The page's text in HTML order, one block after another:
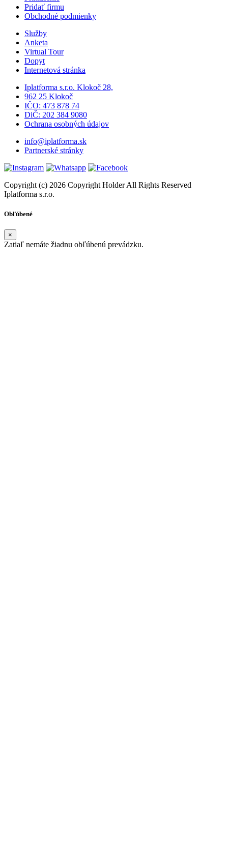
Pridať firmu
Obchodné podmienky
Služby
Anketa
Virtual Tour
Dopyt
Internetová stránka
Iplatforma s.r.o. Klokoč 28,
962 25 Klokoč
IČO: 473 878 74
DiČ: 202 384 9080
Ochrana osobných údajov
info@iplatforma.sk
Partnerské stránky
Copyright (c) 2026 Copyright Holder All Rights Reserved
Iplatforma s.r.o.
Obľúbené
×
Zatiaľ nemáte žiadnu obľúbenú prevádzku.